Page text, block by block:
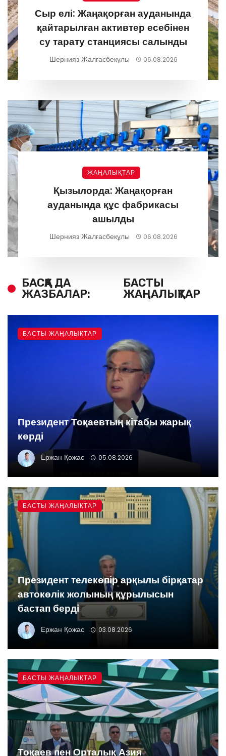
Сыр елі: Жаңақорған ауданында
қайтарылған активтер есебінен
су тарату станциясы салынды
Шернияз Жалғасбекұлы 06.08.2026
ЖАҢАЛЫҚТАР
Қызылорда: Жаңақорған
ауданында құс фабрикасы
ашылды
Шернияз Жалғасбекұлы 06.08.2026
БАСҚА ДА
ЖАЗБАЛАР:
БАСТЫ
ЖАҢАЛЫҚТАР
Президент Тоқаевтың кітабы жарық
көрді
Ержан Қожас 05.08.2026
БАСТЫ ЖАҢАЛЫҚТАР
Президент телекөпір арқылы бірқатар
автокөлік жолының құрылысын
бастап берді
Ержан Қожас 03.08.2026
БАСТЫ ЖАҢАЛЫҚТАР
Тоқаев пен Орталық Азия
БАСТЫ ЖАҢАЛЫҚТАР